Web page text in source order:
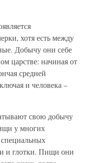
хотя есть между
Добычу они себе
царстве: начиная от
средней
и человека –
свою добычу
у многих
специальных
и глотки. Пищи они